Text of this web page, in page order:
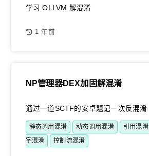
学习 OLLVM 解混淆
1 年前
NP管理器DEX加固解混淆
通过一道SCTF的安卓题记一次反混淆
静态调用混淆 动态调用混淆 引用混淆
字混淆
控制流混淆